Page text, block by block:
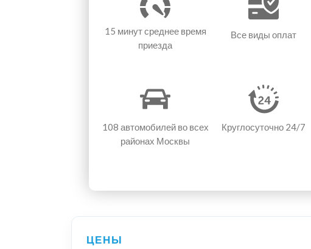
15 минутсреднее время
приезда
Все виды оплат
108 автомобилей во всех
районах Москвы
Круглосуточно 24/7